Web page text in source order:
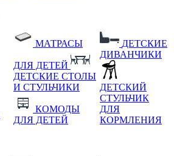
МАТРАСЫ
ДЛЯ ДЕТЕЙ
ДЕТСКИЕ СТОЛЫ
И СТУЛЬЧИКИ
КОМОДЫ
ДЛЯ ДЕТЕЙ
ДЕТСКИЕ
ДИВАНЧИКИ
ДЕТСКИЙ
СТУЛЬЧИК
ДЛЯ
КОРМЛЕНИЯ